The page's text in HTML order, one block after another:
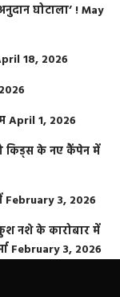
घोटाला’ !May
18, 2026
April 1, 2026
किड्स के नए कैंपेन में
February 3, 2026
नशे के कारोबार में
February 3, 2026